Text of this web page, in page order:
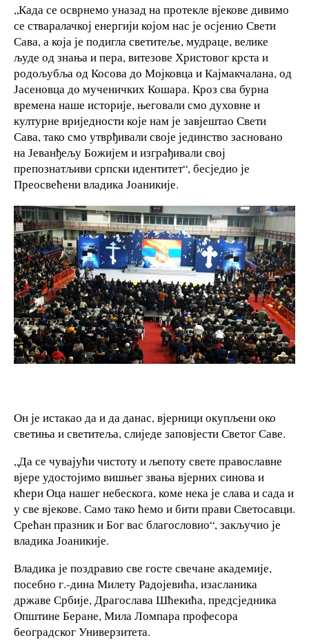
„Када се осврнемо уназад на протекле вјекове дивимо
се стваралачкој енергији којом нас је осјенио Свети
Сава, а која је подигла светитеље, мудраце, велике
људе од знања и пера, витезове Христовог крста и
родољубља од Косова до Мојковца и Кајмакчалана, од
Јасеновца до мученичких Кошара. Кроз сва бурна
времена наше историје, његовали смо духовне и
културне вриједности које нам је завјештао Свети
Сава, тако смо утврђивали своје јединство засновано
на Јеванђељу Божијем и изграђивали свој
препознатљиви српски идентитет“, бесједио је
Преосвећени владика Јоаникије.
Он је истакао да и да данас, вјерници окупљени око
светиња и светитеља, слиједе заповјести Светог Саве.
„Да се чувајући чистоту и љепоту свете православне
вјере удостојимо вишњег звања вјерних синова и
кћери Оца нашег небескога, коме нека је слава и сада и
у све вјекове. Само тако ћемо и бити прави Светосавци.
Срећан празник и Бог вас благословио“, закључио је
владика Јоаникије.
Владика је поздравио све госте свечане академије,
посебно г.-дина Милету Радојевића, изасланика
државе Србије, Драгослава Шћекића, предсједника
Општине Беране, Мила Ломпара професора
београдског Универзитета.